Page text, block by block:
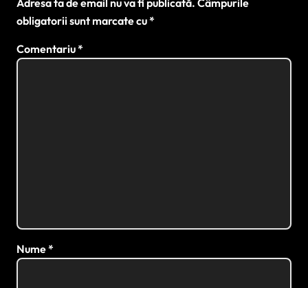
obligatorii sunt marcate cu*
Comentariu*
Nume*